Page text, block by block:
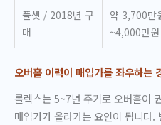
풀셋 / 2018년 구
매
약 3,700만
~4,000만원
오버홀 이력이 매입가를 좌우하는
롤렉스는 5~7년 주기로 오버홀이
매입가가 올라가는 요인이 됩니다